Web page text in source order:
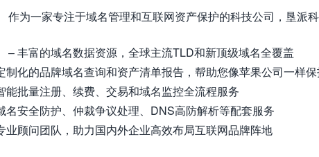
作为一家专注于域名管理和互联网资产保护的科技公司，垦派
– 丰富的域名数据资源，全球主流TLD和新顶级域名全覆盖
制化的品牌域名查询和资产清单报告，帮助您像苹果公司一样
能批量注册、续费、交易和域名监控全流程服务
名安全防护、仲裁争议处理、DNS高防解析等配套服务
业顾问团队，助力国内外企业高效布局互联网品牌阵地